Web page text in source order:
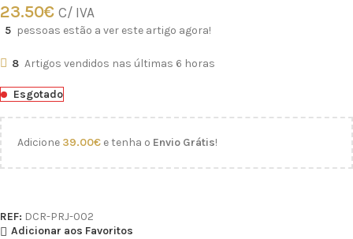
23.50€ C/ IVA
5 pessoas estão a ver este artigo agora!
8 Artigos vendidos nas últimas 6 horas
Esgotado
Adicione 39.00€ e tenha o Envio Grátis!
REF: DCR-PRJ-002
Adicionar aos Favoritos